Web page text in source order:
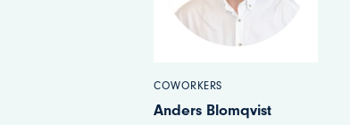
COWORKERS
Anders Blomqvist